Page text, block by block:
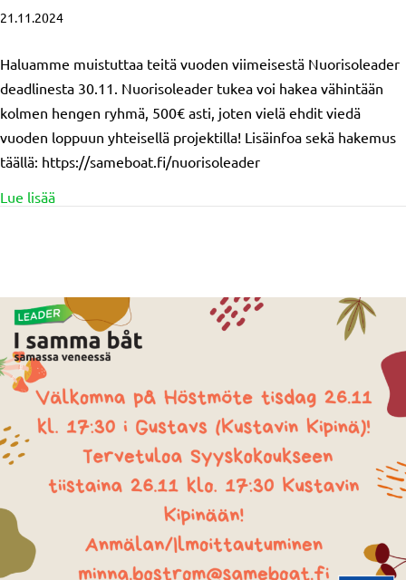
21.11.2024
Haluamme muistuttaa teitä vuoden viimeisestä Nuorisoleader
deadlinesta 30.11. Nuorisoleader tukea voi hakea vähintään
kolmen hengen ryhmä, 500€ asti, joten vielä ehdit viedä
vuoden loppuun yhteisellä projektilla! Lisäinfoa sekä hakemus
täällä: https://sameboat.fi/nuorisoleader
Lue lisääabout Nuorisoleader deadline 30.11